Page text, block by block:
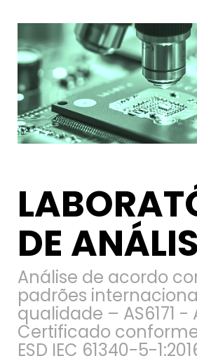
DE
Análise de acordo
padrões
qualidade – AS6171 -
Certificado
ESD IEC 61340-5-